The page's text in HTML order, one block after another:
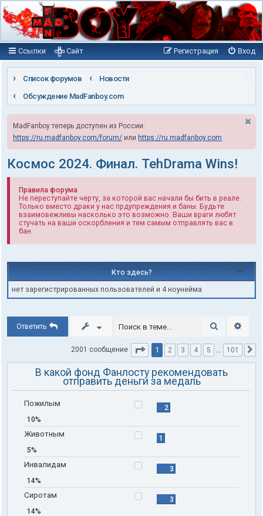
Ссылки Вход
Регистрация
Сайт
Список форумов
Новости
Обсуждение MadFanboy.com
MadFanboy теперь доступен из России:
https://ru.madfanboy.com/forum/ или https://ru.madfanboy.com
Космос 2024. Финал. TehDrama Wins!
Правила форума
Не переступайте черту, за которой вас начали бы бить в реале.
Только вместо драки у нас прдупреждения и баны. Будьте
взаимовежливы насколько это возможно. Ваши враги любят
стучать на ваши оскорбления и тем самым отправлять вас в
бан.
Кто здесь?
нет зарегистрированных пользователей и 4 ноунейма
Ответить Поиск
2001 сообщение Страница 1из 101
1 2 3 4 5 … 101
В какой фонд Фанлосту рекомендовать
отправить деньги за медаль
Пожилым
2
10%
Животным
1
5%
Инвалидам
3
14%
Сиротам
3
14%